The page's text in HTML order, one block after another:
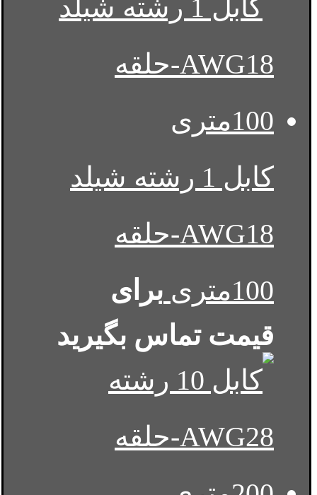
کابل 1 رشته شیلد
AWG18-حلقه
100متری
برای
قیمت تماس بگیرید